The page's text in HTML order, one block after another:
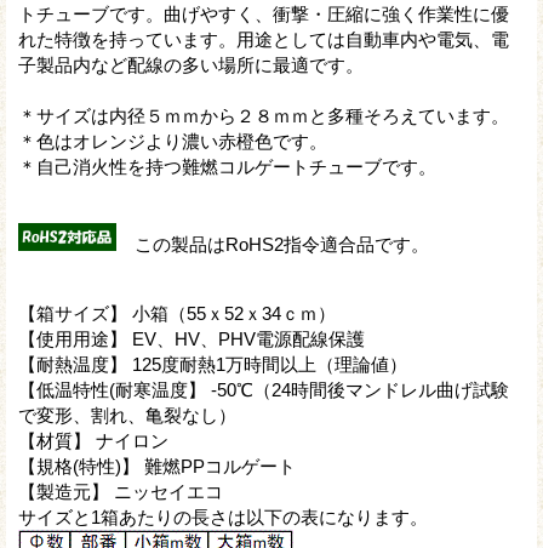
トチューブです。曲げやすく、衝撃・圧縮に強く作業性に優
れた特徴を持っています。用途としては自動車内や電気、電
子製品内など配線の多い場所に最適です。
＊サイズは内径５ｍｍから２８ｍｍと多種そろえています。
＊色はオレンジより濃い赤橙色です。
＊自己消火性を持つ難燃コルゲートチューブです。
この製品はRoHS2指令適合品です。
【箱サイズ】 小箱（55ｘ52ｘ34ｃｍ）
【使用用途】 EV、HV、PHV電源配線保護
【耐熱温度】 125度耐熱1万時間以上（理論値）
【低温特性(耐寒温度】 -50℃（24時間後マンドレル曲げ試験
で変形、割れ、亀裂なし）
【材質】 ナイロン
【規格(特性)】 難燃PPコルゲート
【製造元】 ニッセイエコ
サイズと1箱あたりの長さは以下の表になります。